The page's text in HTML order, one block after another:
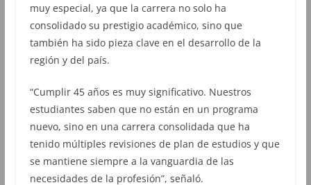
muy especial, ya que la carrera no solo ha
consolidado su prestigio académico, sino que
también ha sido pieza clave en el desarrollo de la
región y del país.
“Cumplir 45 años es muy significativo. Nuestros
estudiantes saben que no están en un programa
nuevo, sino en una carrera consolidada que ha
tenido múltiples revisiones de plan de estudios y que
se mantiene siempre a la vanguardia de las
necesidades de la profesión”, señaló.